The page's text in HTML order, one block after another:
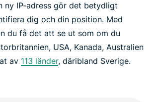
ny IP-adress gör det betydligt
dig och din position. Med
du få det att se ut som om du
USA, Kanada, Australien
av 113 länder, däribland Sverige.